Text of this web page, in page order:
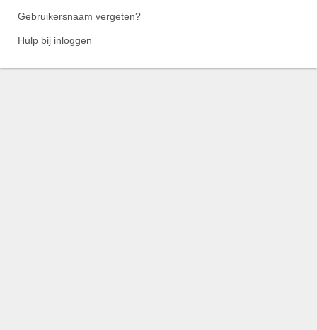
Gebruikersnaam vergeten?
Hulp bij inloggen